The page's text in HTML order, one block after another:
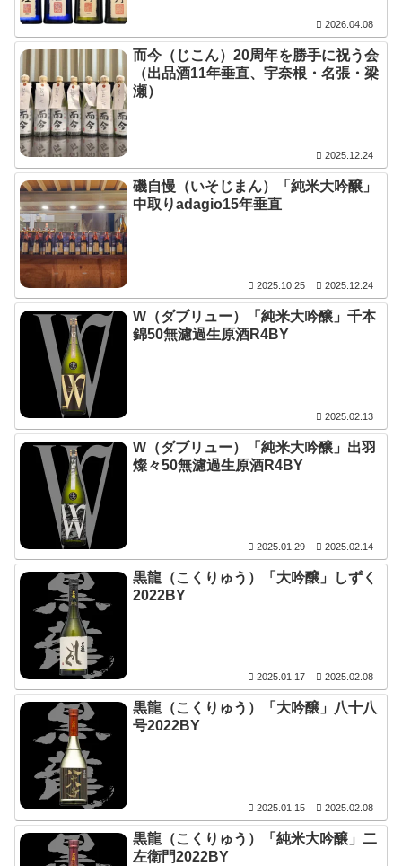
2026.04.08
而今（じこん）20周年を勝手に祝う会
（出品酒11年垂直、宇奈根・名張・梁
瀬）
2025.12.24
磯自慢（いそじまん）「純米大吟醸」
中取りadagio15年垂直
2025.10.25 2025.12.24
W（ダブリュー）「純米大吟醸」千本
錦50無濾過生原酒R4BY
2025.02.13
W（ダブリュー）「純米大吟醸」出羽
燦々50無濾過生原酒R4BY
2025.01.29 2025.02.14
黒龍（こくりゅう）「大吟醸」しずく
2022BY
2025.01.17 2025.02.08
黒龍（こくりゅう）「大吟醸」八十八
号2022BY
2025.01.15 2025.02.08
黒龍（こくりゅう）「純米大吟醸」二
左衛門2022BY